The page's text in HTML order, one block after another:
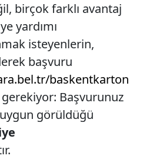
birçok farklı avantaj
yardımı
isteyenlerin,
başvuru
baskentkarton
Başvurunuz
görüldüğü